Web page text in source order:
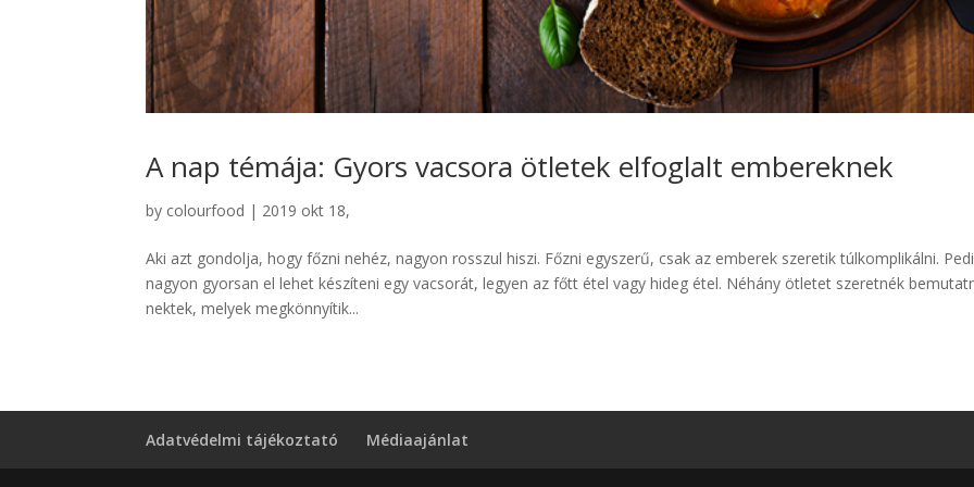
A nap témája: Gyors vacsora ötletek elfoglalt embereknek
by colourfood | 2019 okt 18,
Aki azt gondolja, hogy főzni nehéz, nagyon rosszul hiszi. Főzni egyszerű, csak az emberek szeretik túlkomplikálni.
nagyon gyorsan el lehet készíteni egy vacsorát, legyen az főtt étel vagy hideg étel. Néhány ötletet szeretnék
nektek, melyek megkönnyítik...
Adatvédelmi tájékoztató Médiaajánlat